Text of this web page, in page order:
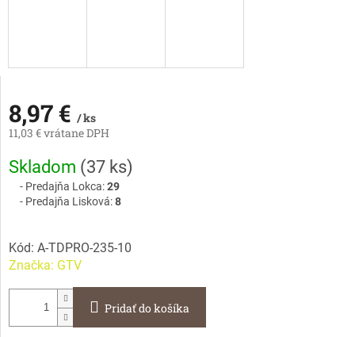
8,97 € / ks
11,03 € vrátane DPH
Jednotková
cena:
Skladom (37 ks)
Predajňa Lokca:29
Predajňa Lisková:8
Kód: A-TDPRO-235-10
Značka: GTV
Pridať do košíka